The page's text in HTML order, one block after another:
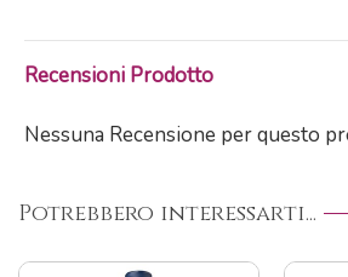
Recensioni Prodotto
Nessuna Recensione per questo
Potrebbero interessarti...